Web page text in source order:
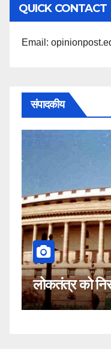
पढ़ें
QUICK CONTACT
Email:
संपादकीय
करने वाला चुनाव